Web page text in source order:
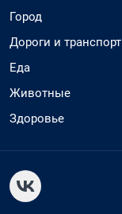
Город
Дороги и транспорт
Еда
Животные
Здоровье